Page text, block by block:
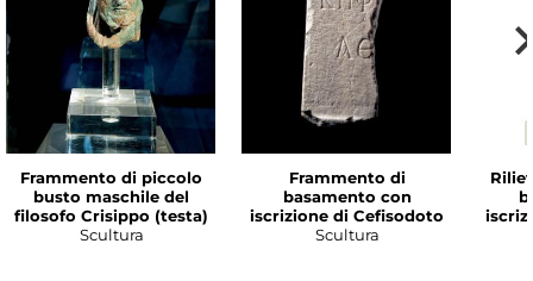
Frammento di piccolo
busto maschile del
filosofo Crisippo (testa)
Scultura
Frammento di
basamento con
iscrizione di Cefisodoto
Scultura